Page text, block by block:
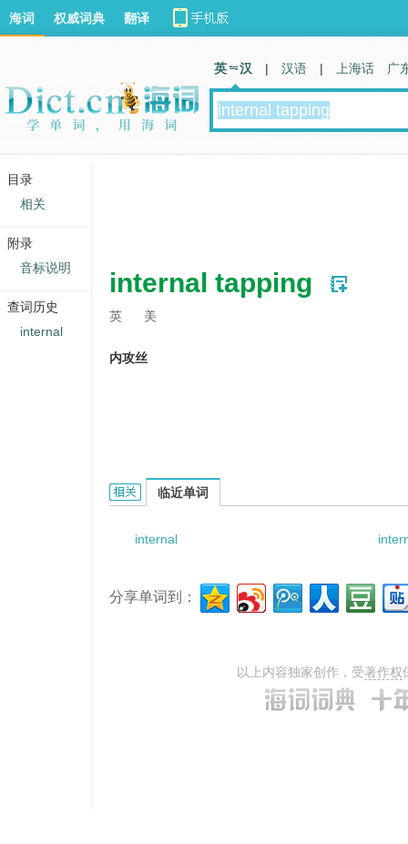
internal tapping
英 美
内攻丝
internal tapping的相关资料：
临近单词
internal
分享单词到：
以上内容独家创作，受著作权
海词 权威词典 翻译
英 汉 | 汉语 | 上海话 广
目录
相关
附录
音标说明
查词历史
internal